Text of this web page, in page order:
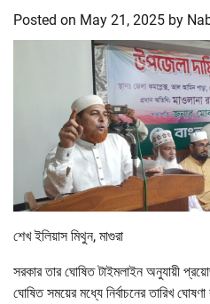
Posted on May 21, 2025 by
শেখ ইলিয়াস মিথুন, মাগুরা
সরকার তার ঘোষিত টাইমলাইন অনুযায়ী
ঘোষিত সময়ের মধ্যে নির্বাচনের তারিখ